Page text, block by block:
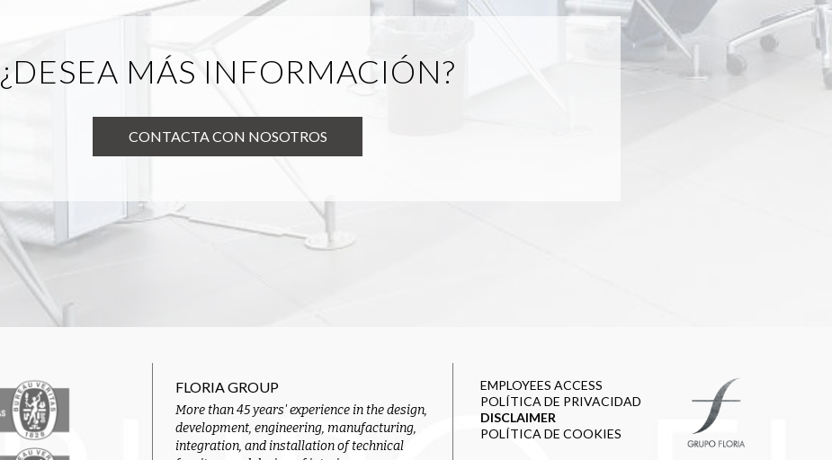
¿DESEA MÁS INFORMACIÓN?
CONTACTA CON NOSOTROS
FLORIA GROUP
More than 45 years' experience in the design,
development, engineering, manufacturing,
integration, and installation of technical
EMPLOYEES ACCESS
POLÍTICA DE PRIVACIDAD
DISCLAIMER
POLÍTICA DE COOKIES